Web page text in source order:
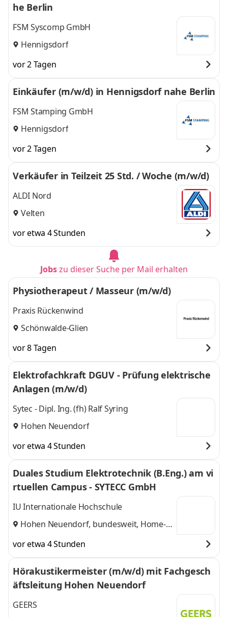
he Berlin
FSM Syscomp GmbH
Hennigsdorf
vor 2 Tagen
Einkäufer (m/w/d) in Hennigsdorf nahe Berlin
FSM Stamping GmbH
Hennigsdorf
vor 2 Tagen
Verkäufer in Teilzeit 25 Std. / Woche (m/w/d)
ALDI Nord
Velten
vor etwa 4 Stunden
Jobszu dieser Suche per Mail erhalten
Physiotherapeut / Masseur (m/w/d)
Praxis Rückenwind
Schönwalde-Glien
vor 8 Tagen
Elektrofachkraft DGUV - Prüfung elektrische
Anlagen (m/w/d)
Sytec - Dipl. Ing. (fh) Ralf Syring
Hohen Neuendorf
vor etwa 4 Stunden
Duales Studium Elektrotechnik (B.Eng.) am vi
rtuellen Campus - SYTECC GmbH
IU Internationale Hochschule
Hohen Neuendorf, bundesweit, Home-
vor etwa 4 Stunden
Hörakustikermeister (m/w/d) mit Fachgesch
äftsleitung Hohen Neuendorf
GEERS